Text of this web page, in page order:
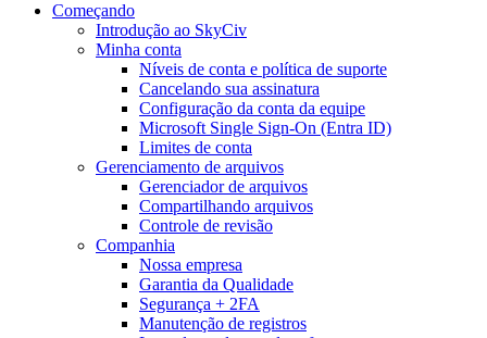
Começando
Introdução ao SkyCiv
Minha conta
Níveis de conta e política de suporte
Cancelando sua assinatura
Configuração da conta da equipe
Microsoft Single Sign-On (Entra ID)
Limites de conta
Gerenciamento de arquivos
Gerenciador de arquivos
Compartilhando arquivos
Controle de revisão
Companhia
Nossa empresa
Garantia da Qualidade
Segurança + 2FA
Manutenção de registros